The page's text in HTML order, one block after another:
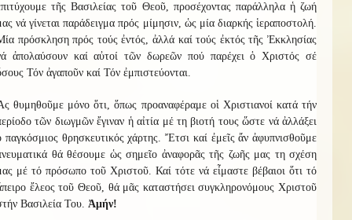
τῆς Βασιλείας τοῦ Θεοῦ, προσέχοντας παράλληλα ἡ ζωή
νά γίνεται παράδειγμα πρός μίμησιν, ὡς μία διαρκής ἱεραποστολή.
πρόσκληση πρός τούς ἐντός, ἀλλά καί τούς ἐκτός τῆς Ἐκκλησίας
ἀπολαύσουν καί αὐτοί τῶν δωρεῶν πού παρέχει ὁ Χριστός σέ
Τόν ἀγαποῦν καί Τόν ἐμπιστεύονται.
θυμηθοῦμε μόνο ὅτι, ὅπως προαναφέραμε οἱ Χριστιανοί κατά τήν
τῶν διωγμῶν ἔγιναν ἡ αἰτία μέ τη βιοτή τους ὥστε νά ἀλλάξει
παγκόσμιος θρησκευτικός χάρτης. Ἔτσι καί ἐμεῖς ἄν ἀφυπνισθοῦμε
θά θέσουμε ὡς σημεῖο ἀναφορᾶς τῆς ζωῆς μας τη σχέση
μέ τό πρόσωπο τοῦ Χριστοῦ. Καί τότε νά εἶμαστε βέβαιοι ὅτι τό
ἔλεος τοῦ Θεοῦ, θά μᾶς καταστήσει συγκληρονόμους Χριστοῦ
Βασιλεία Του. Ἀμήν!